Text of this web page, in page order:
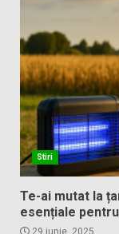
Stiri
Te-ai mutat la
esențiale
29 iunie, 2025